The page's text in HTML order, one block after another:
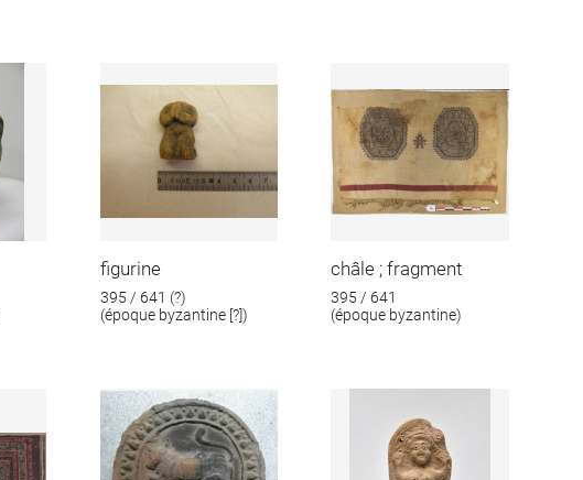
figurine
395 / 641 (?)
(époque byzantine [?])
châle ; fragment
395 / 641
(époque byzantine)